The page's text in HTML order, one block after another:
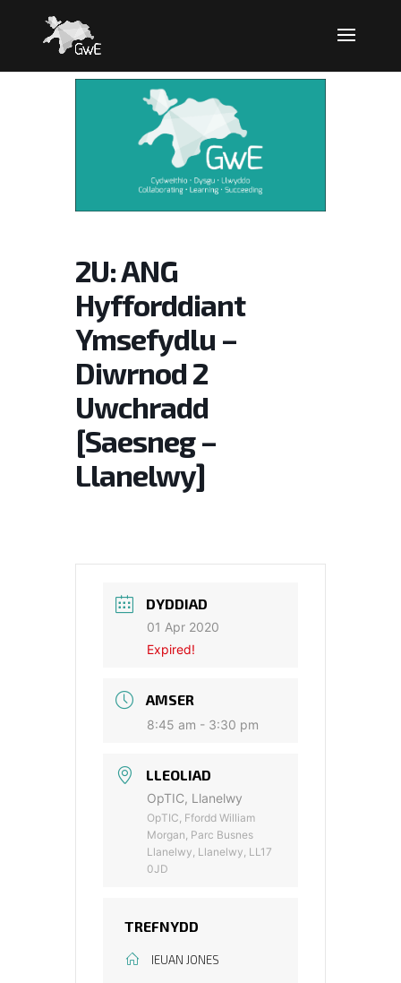
2U: ANG
Hyfforddiant
Ymsefydlu –
Diwrnod 2
Uwchradd
[Saesneg –
Llanelwy]
DYDDIAD
01 Apr 2020
Expired!
AMSER
8:45 am - 3:30 pm
LLEOLIAD
OpTIC, Llanelwy
OpTIC, Ffordd William
Morgan, Parc Busnes
Llanelwy, Llanelwy, LL17
0JD
TREFNYDD
IEUAN JONES